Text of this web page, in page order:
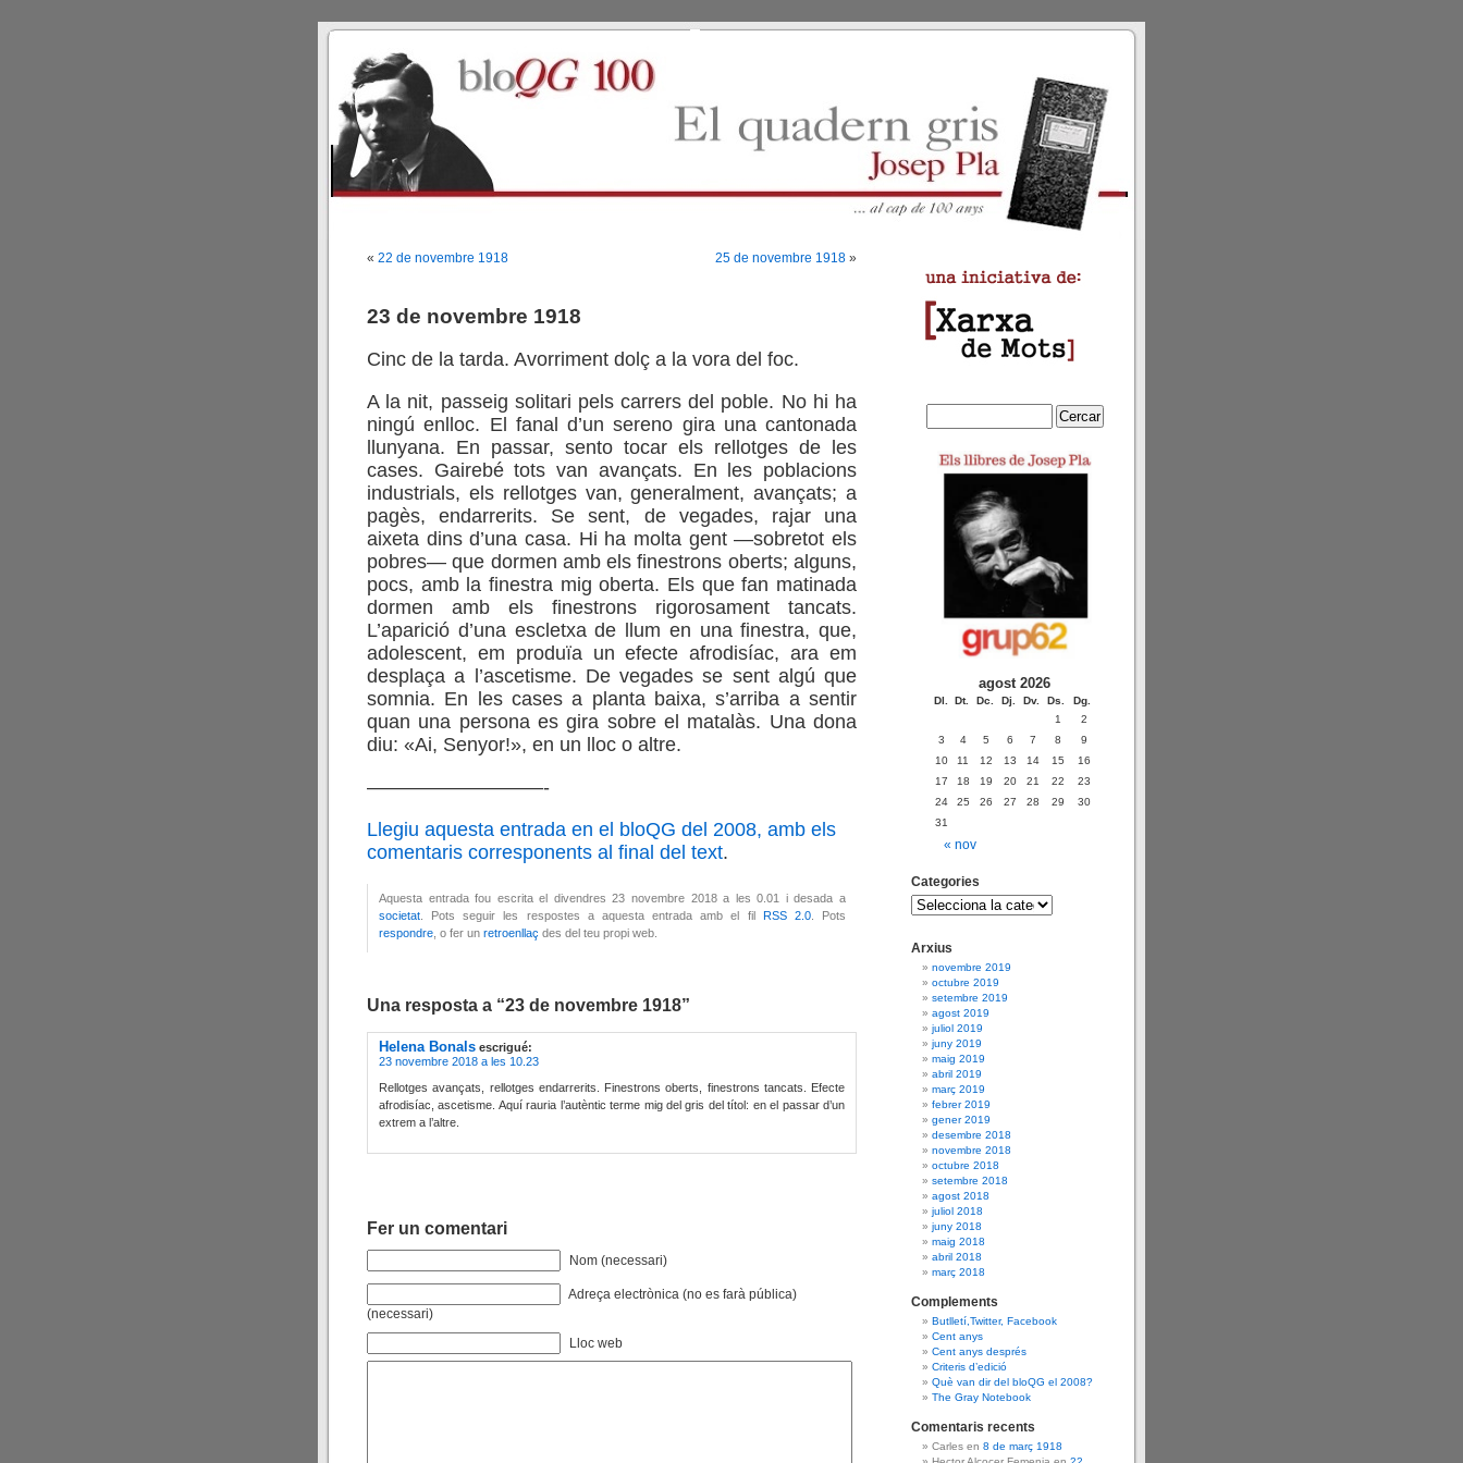
« 22 de novembre 1918 25 de novembre 1918 »
23 de novembre 1918
Cinc de la tarda. Avorriment dolç a la vora del foc.
A la nit, passeig solitari pels carrers del poble. No hi ha
ningú enlloc. El fanal d’un sereno gira una cantonada
llunyana. En passar, sento tocar els rellotges de les
cases. Gairebé tots van avançats. En les poblacions
industrials, els rellotges van, generalment, avançats; a
pagès, endarrerits. Se sent, de vegades, rajar una
aixeta dins d’una casa. Hi ha molta gent —sobretot els
pobres— que dormen amb els finestrons oberts; alguns,
pocs, amb la finestra mig oberta. Els que fan matinada
dormen amb els finestrons rigorosament tancats.
L’aparició d’una escletxa de llum en una finestra, que,
adolescent, em produïa un efecte afrodisíac, ara em
desplaça a l’ascetisme. De vegades se sent algú que
somnia. En les cases a planta baixa, s’arriba a sentir
quan una persona es gira sobre el matalàs. Una dona
diu: «Ai, Senyor!», en un lloc o altre.
—————————-
Llegiu aquesta entrada en el bloQG del 2008, amb els
comentaris corresponents al final del text.
Aquesta entrada fou escrita el divendres 23 novembre 2018 a les 0.01 i desada a
societat . Pots seguir les respostes a aquesta entrada amb el fil RSS 2.0. Pots
respondre , o fer un retroenllaç des del teu propi web.
Una resposta a “23 de novembre 1918”
Helena Bonals escrigué:
23 novembre 2018 a les 10.23
Rellotges avançats, rellotges endarrerits. Finestrons oberts, finestrons tancats. Efecte
afrodisíac, ascetisme. Aquí rauria l’autèntic terme mig del gris del títol: en el passar d’un
extrem a l’altre.
Fer un comentari
Nom (necessari)
Adreça electrònica (no es farà pública)
(necessari)
Lloc web
agost 2026
Dl. Dt. Dc. Dj. Dv. Ds. Dg.
« nov
1
2
3
4 5 6 7 8
9
10
11 12 13 14 15
16
17
18 19 20 21 22
23
24
25 26 27 28 29
30
31
Categories
Arxius
novembre 2019
octubre 2019
setembre 2019
agost 2019
juliol 2019
juny 2019
maig 2019
abril 2019
març 2019
febrer 2019
gener 2019
desembre 2018
novembre 2018
octubre 2018
setembre 2018
agost 2018
juliol 2018
juny 2018
maig 2018
abril 2018
març 2018
Complements
Butlletí,Twitter, Facebook
Cent anys
Cent anys després
Criteris d’edició
Què van dir del bloQG el 2008?
The Gray Notebook
Comentaris recents
Carles en 8 de març 1918